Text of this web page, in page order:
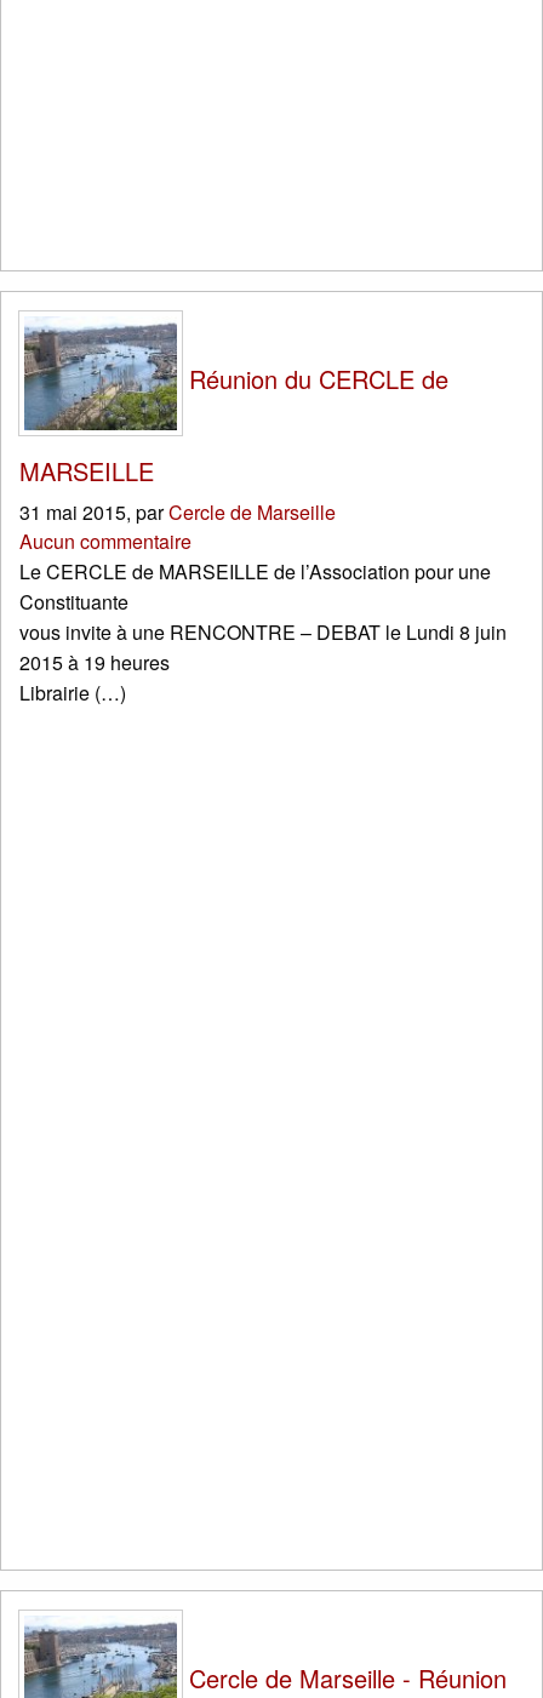
Réunion du CERCLE de
MARSEILLE
31 mai 2015, parCercle de Marseille
Aucun commentaire
Le CERCLE de MARSEILLE de l’Association pour une
Constituante
vous invite à une RENCONTRE – DEBAT le Lundi 8 juin
2015 à 19 heures
Librairie (…)
Cercle de Marseille - Réunion